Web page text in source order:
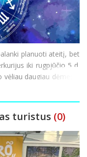
planuoti ateitį, bet
iki rugpjūčio 5 d.
daugiau dėmesio
klausimams ir
turistus (0)